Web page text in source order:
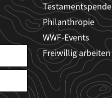
Testamentspende
Philanthropie
WWF-Events
Freiwillig arbeiten